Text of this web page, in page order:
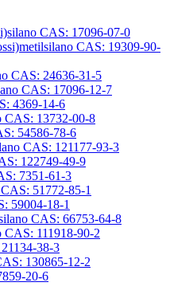
CAS: 17096-07-0
CAS: 19309-90-
CAS: 24636-31-5
CAS: 17096-12-7
4369-14-6
CAS: 13732-00-8
54586-78-6
CAS: 121177-93-3
122749-49-9
7351-61-3
51772-85-1
59004-18-1
CAS: 66753-64-8
CAS: 111918-90-2
38-3
130865-12-2
20-6